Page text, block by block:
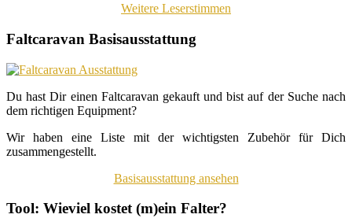
Weitere Leserstimmen
Faltcaravan Basisausstattung
Du hast Dir einen Faltcaravan gekauft und bist auf der Suche nach
dem richtigen Equipment?
Wir haben eine Liste mit der wichtigsten Zubehör für Dich
zusammengestellt.
Basisausstattung ansehen
Tool: Wieviel kostet (m)ein Falter?